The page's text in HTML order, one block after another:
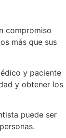
compromiso
más que sus
y paciente
y obtener los
puede ser